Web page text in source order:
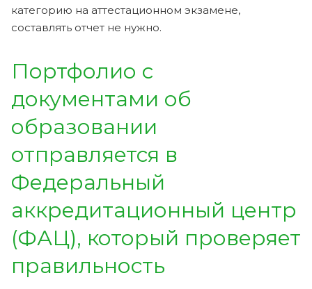
категорию на аттестационном экзамене,
составлять отчет не нужно.
Портфолио с
документами об
образовании
отправляется в
Федеральный
аккредитационный центр
(ФАЦ), который проверяет
правильность